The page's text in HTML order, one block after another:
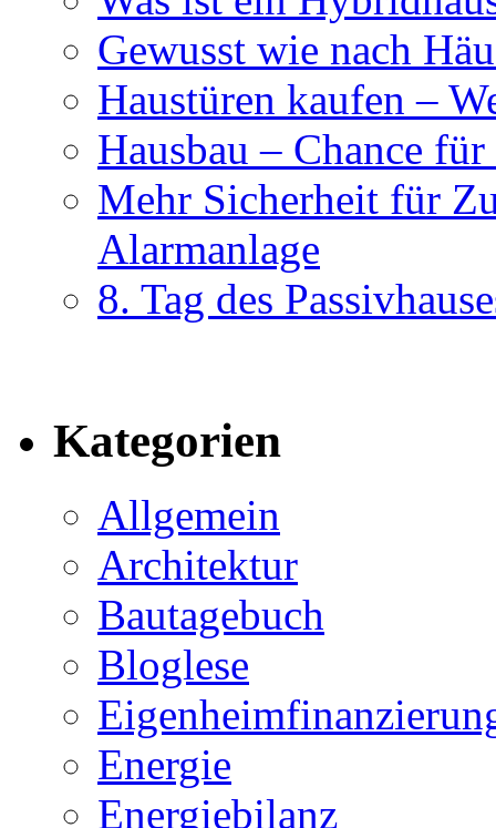
Gewusst wie nach
Haustüren kaufen –
Hausbau – Chance
Mehr Sicherheit für
Alarmanlage
8. Tag des
Kategorien
Allgemein
Architektur
Bautagebuch
Bloglese
Energie
Energiebilanz